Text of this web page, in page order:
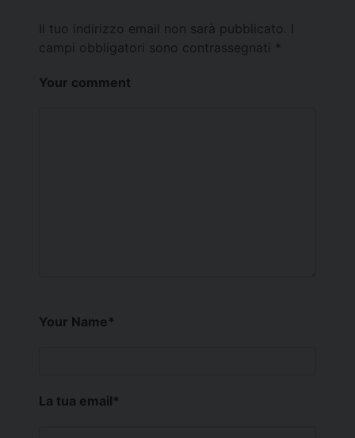
Il tuo indirizzo email non sarà pubblicato.
campi obbligatori sono contrassegnati *
Your comment
Your Name*
La tua email*